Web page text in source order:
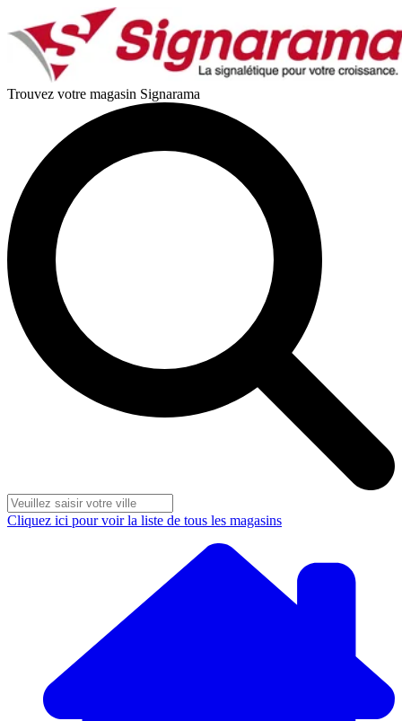
Trouvez votre magasin Signarama
Cliquez ici pour voir la liste de tous les magasins